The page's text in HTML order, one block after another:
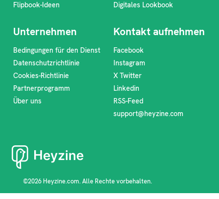
Flipbook-Ideen
Digitales Lookbook
Unternehmen
Bedingungen für den Dienst
Datenschutzrichtlinie
Cookies-Richtlinie
Partnerprogramm
Über uns
Kontakt aufnehmen
Facebook
Instagram
X Twitter
Linkedin
RSS-Feed
support@heyzine.com
©2026 Heyzine.com. Alle Rechte vorbehalten.